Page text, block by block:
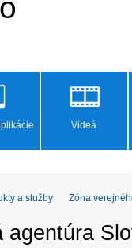
Videá
a služby
Zóna
agentúra